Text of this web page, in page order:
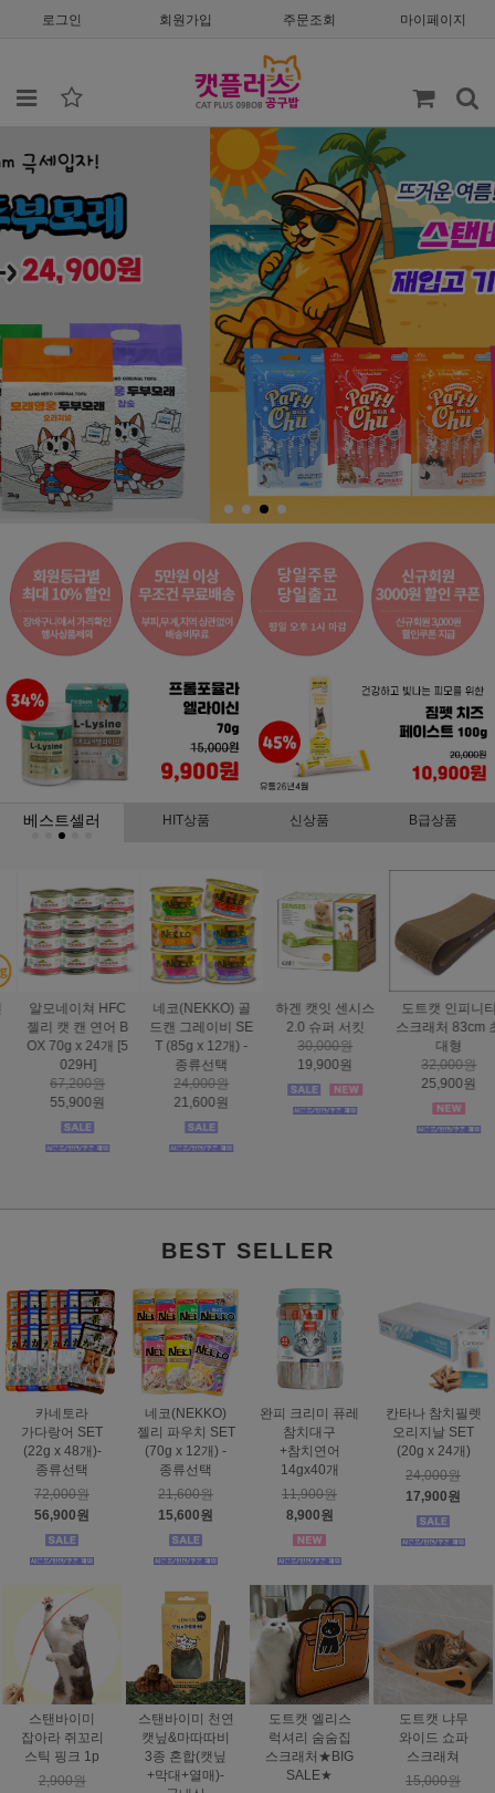
로그인 회원가입 주문조회 마이페이지
베스트셀러 HIT상품 신상품 B급상품
하겐 캣잇 센시스
2.0 슈퍼 서킷
30,000원
19,900원
도트캣 인피니티
스크래처 83cm 초
대형
32,000원
25,900원
스마트하트 골드
나인케어 캣 피부&
피모 6kg
60,000원
49,000원
도트캣 스크래처
집콕 TV
16,000원
12,900원
BEST SELLER
카네토라
가다랑어 SET
(22g x 48개)-
종류선택
72,000원
56,900원
네코(NEKKO)
젤리 파우치 SET
(70g x 12개) -
종류선택
21,600원
15,600원
완피 크리미 퓨레
참치대구
+참치연어
14gx40개
11,900원
8,900원
칸타나 참치필렛
오리지날 SET
(20g x 24개)
24,000원
17,900원
스탠바이미
잡아라 쥐꼬리
스틱 핑크 1p
2,900원
스탠바이미 천연
캣닢&마따따비
3종 혼합(캣닢
+막대+열매)-
도트캣 엘리스
럭셔리 숨숨집
스크래처★BIG
SALE★
도트캣 냐무
와이드 쇼파
스크래쳐
15,000원